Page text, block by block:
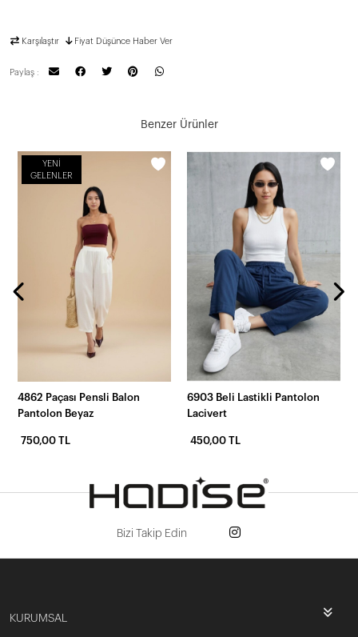
Karşılaştır Fiyat Düşünce Haber Ver
Paylaş :
Benzer Ürünler
YENI
GELENLER
4862 Paçası Pensli Balon
Pantolon Beyaz
750,00 TL
6903 Beli Lastikli Pantolon
Lacivert
450,00 TL
Bizi Takip Edin
KURUMSAL